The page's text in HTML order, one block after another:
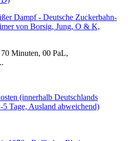
Dampf - Deutsche Zuckerbahn-
von Borsig, Jung, O & K,
Minuten, 00 PaL,
(innerhalb Deutschlands
Tage, Ausland abweichend)